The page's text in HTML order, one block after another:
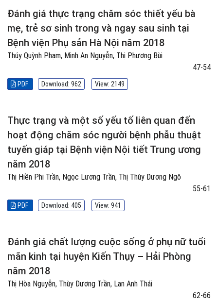
Đánh giá thực trạng chăm sóc thiết yếu bà
mẹ, trẻ sơ sinh trong và ngay sau sinh tại
Bệnh viện Phụ sản Hà Nội năm 2018
Thúy Quỳnh Phạm, Minh An Nguyễn, Thị Phương Bùi
47-54
PDF Download: 962 View: 2149
Thực trạng và một số yếu tố liên quan đến
hoạt động chăm sóc người bệnh phẫu thuật
tuyến giáp tại Bệnh viện Nội tiết Trung ương
năm 2018
Thị Hiền Phi Trần, Ngọc Lương Trần, Thị Thùy Dương Ngô
55-61
PDF Download: 405 View: 941
Đánh giá chất lượng cuộc sống ở phụ nữ tuổi
mãn kinh tại huyện Kiến Thụy – Hải Phòng
năm 2018
Thị Hòa Nguyễn, Thùy Dương Trần, Lan Anh Thái
62-66